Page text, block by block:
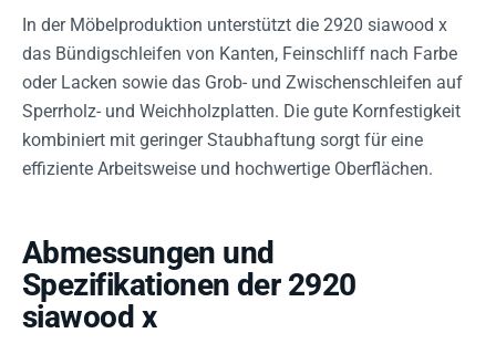
In der Möbelproduktion unterstützt die 2920 siawood x
das Bündigschleifen von Kanten, Feinschliff nach Farbe
oder Lacken sowie das Grob- und Zwischenschleifen auf
Sperrholz- und Weichholzplatten. Die gute Kornfestigkeit
kombiniert mit geringer Staubhaftung sorgt für eine
effiziente Arbeitsweise und hochwertige Oberflächen.
Abmessungen und
Spezifikationen der 2920
siawood x